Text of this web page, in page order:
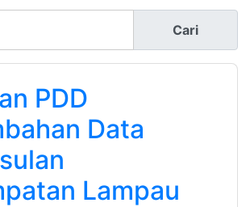
Cari
PDD
Data
Lampau